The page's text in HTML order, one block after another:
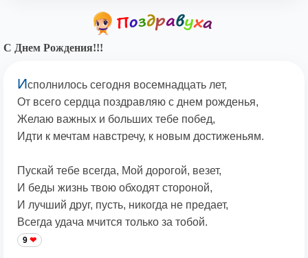
С Днем Рождения!!!
Исполнилось сегодня восемнадцать лет,
От всего сердца поздравляю с днем рожденья,
Желаю важных и больших тебе побед,
Идти к мечтам навстречу, к новым достиженьям.
Пускай тебе всегда, Мой дорогой, везет,
И беды жизнь твою обходят стороной,
И лучший друг, пусть, никогда не предает,
Всегда удача мчится только за тобой.
9